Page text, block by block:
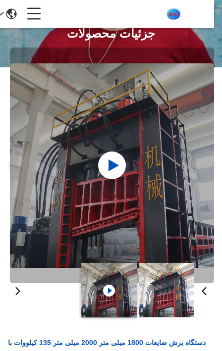
جزئیات محصولات
دستگاه برش ضایعات 1800 میلی متر 2000 میلی متر 135 کیلووات با